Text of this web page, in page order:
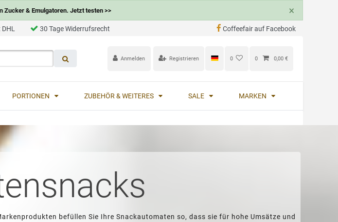
Zucker & Emulgatoren. Jetzt testen >> ×
30 Tage Widerrufsrecht Coffeefair auf Facebook
Anmelden Registrieren 0 0 0,00 €
PORTIONEN ZUBEHÖR & WEITERES SALE MARKEN
befüllen Sie Ihre Snackautomaten so, dass sie für hohe Umsätze und